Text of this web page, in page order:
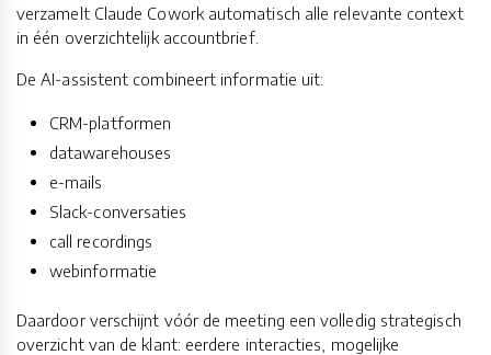
verzamelt Claude Cowork automatisch alle relevante context
in één overzichtelijk accountbrief.
De AI-assistent combineert informatie uit:
CRM-platformen
datawarehouses
e-mails
Slack-conversaties
call recordings
webinformatie
Daardoor verschijnt vóór de meeting een volledig strategisch
overzicht van de klant: eerdere interacties, mogelijke